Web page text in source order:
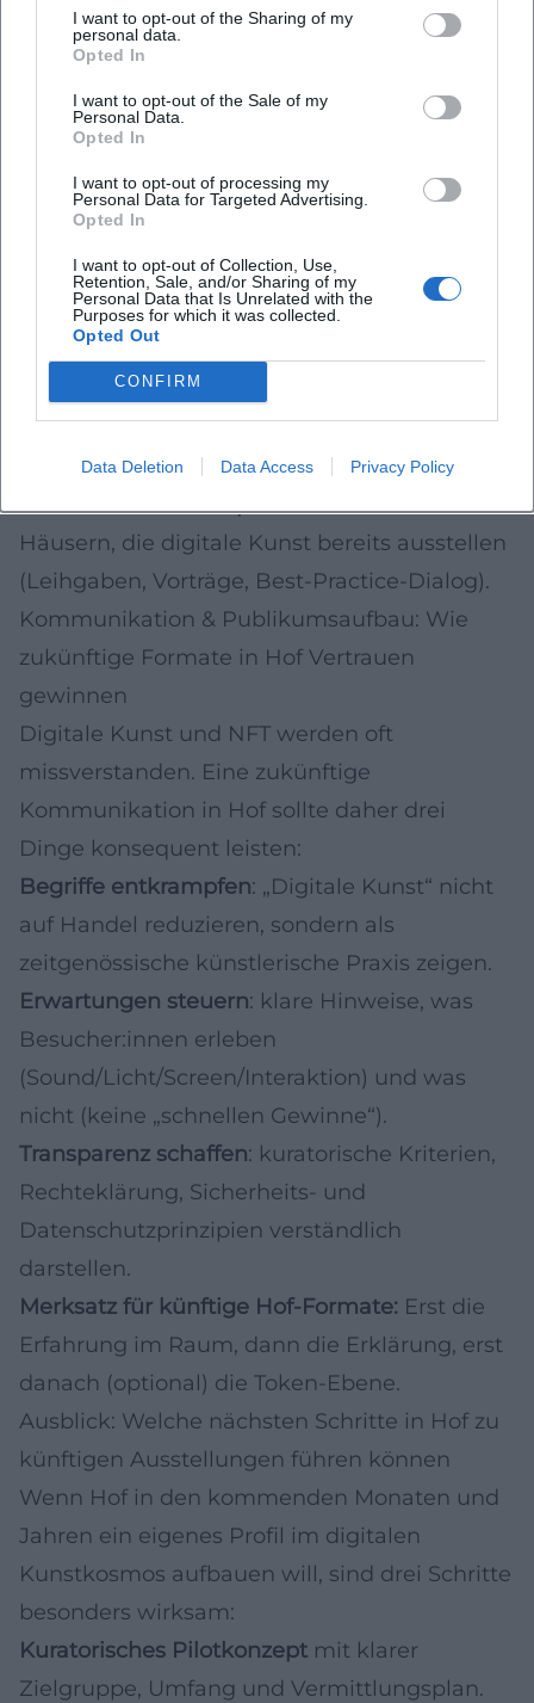
I want to opt-out of the Sharing of my
personal data.
Opted In
I want to opt-out of the Sale of my
Personal Data.
Opted In
I want to opt-out of processing my
Personal Data for Targeted Advertising.
Opted In
I want to opt-out of Collection, Use,
Retention, Sale, and/or Sharing of my
Personal Data that Is Unrelated with the
Purposes for which it was collected.
Opted Out
CONFIRM
Data Deletion Data Access Privacy Policy
Gerade in einer mittleren Stadt entstehen
starke Formate oft durch kluge Bündnisse.
folgende Kooperationslinien an:
lokale Produktion, lokale Sichtbarkeit, kurze
Bildungspartner: Schulen, Jugendzentren,
Volkshochschule für niedrigschwellige
Module.
Technikpartner: regionale IT- und
Medienunternehmen für Infrastruktur, aber
mit klarer kuratorischer Unabhängigkeit.
Gastkuratorische Impulse: Austausch mit
Häusern, die digitale Kunst bereits ausstellen
(Leihgaben, Vorträge, Best-Practice-Dialog).
Kommunikation & Publikumsaufbau: Wie
zukünftige Formate in Hof Vertrauen
gewinnen
Digitale Kunst und NFT werden oft
missverstanden. Eine zukünftige
Kommunikation in Hof sollte daher drei
Dinge konsequent leisten:
Begriffe entkrampfen: „Digitale Kunst“ nicht
auf Handel reduzieren, sondern als
zeitgenössische künstlerische Praxis zeigen.
Erwartungen steuern: klare Hinweise, was
Besucher:innen erleben
(Sound/Licht/Screen/Interaktion) und was
nicht (keine „schnellen Gewinne“).
Transparenz schaffen: kuratorische Kriterien,
Rechteklärung, Sicherheits- und
Datenschutzprinzipien verständlich
darstellen.
Merksatz für künftige Hof-Formate: Erst die
Erfahrung im Raum, dann die Erklärung, erst
danach (optional) die Token-Ebene.
Ausblick: Welche nächsten Schritte in Hof zu
künftigen Ausstellungen führen können
Wenn Hof in den kommenden Monaten und
Jahren ein eigenes Profil im digitalen
Kunstkosmos aufbauen will, sind drei Schritte
besonders wirksam:
Kuratorisches Pilotkonzept mit klarer
Zielgruppe, Umfang und Vermittlungsplan.